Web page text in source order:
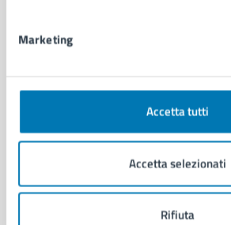
Marketing
Accetta tutti
Accetta selezionati
Rifiuta
Ambiente
Autorizzazioni
Educazione e formazione
Giustizia e sicurezza pubblica
Imprese e commercio
Salute, benessere e assistenza